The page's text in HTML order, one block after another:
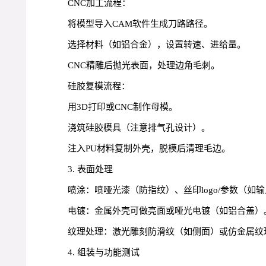
CNC加工流程：
将模型导入CAM软件生成刀路路径。
选择材料（如铝合金），设置转速、进给量。
CNC精雕后抛光表面，处理边角毛刺。
硅胶复模流程：
用3D打印或CNC制作母模。
浇筑硅胶模具（注意排气孔设计）。
注入PU材料复制外壳，脱模后清理毛边。
3. 表面处理
喷涂：喷哑光漆（防指纹）、丝印logo/参数（如输
电镀：金属外壳可做亮面或哑光电镀（如铝合盖）
纹理处理：激光雕刻防滑纹（如侧面）或仿金属纹
4. 组装与功能测试